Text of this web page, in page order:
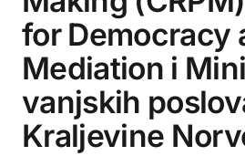
for Democracy
Mediation i
vanjskih
Kraljevine